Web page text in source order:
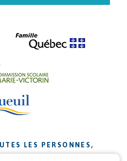
LES PERSONNES,
ENTREPRISES QUI ONT